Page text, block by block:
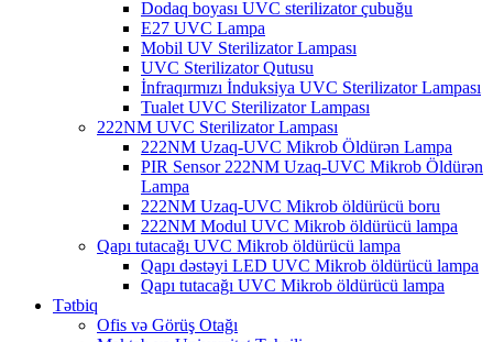
Dodaq boyası UVC sterilizator çubuğu
E27 UVC Lampa
Mobil UV Sterilizator Lampası
UVC Sterilizator Qutusu
İnfraqırmızı İnduksiya UVC Sterilizator Lampası
Tualet UVC Sterilizator Lampası
222NM UVC Sterilizator Lampası
222NM Uzaq-UVC Mikrob Öldürən Lampa
PIR Sensor 222NM Uzaq-UVC Mikrob Öldürən
Lampa
222NM Uzaq-UVC Mikrob öldürücü boru
222NM Modul UVC Mikrob öldürücü lampa
Qapı tutacağı UVC Mikrob öldürücü lampa
Qapı dəstəyi LED UVC Mikrob öldürücü lampa
Qapı tutacağı UVC Mikrob öldürücü lampa
Tətbiq
Ofis və Görüş Otağı